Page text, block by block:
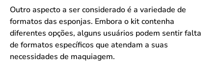
Outro aspecto a ser considerado é a variedade de
formatos das esponjas. Embora o kit contenha
diferentes opções, alguns usuários podem sentir falta
de formatos específicos que atendam a suas
necessidades de maquiagem.